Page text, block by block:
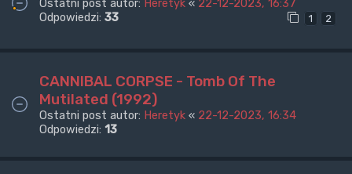
Ostatni post autor: Heretyk « 22-12-2023, 16:37
Odpowiedzi: 33 1 2
CANNIBAL CORPSE - Tomb Of The
Mutilated (1992)
Ostatni post autor: Heretyk « 22-12-2023, 16:34
Odpowiedzi: 13